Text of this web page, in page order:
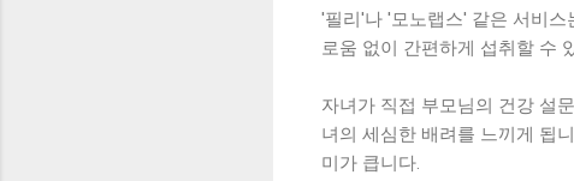
'필리'나 '모노랩스' 같은 서비
로움 없이 간편하게 섭취할 수
자녀가 직접 부모님의 건강 설
녀의 세심한 배려를 느끼게 됩
미가 큽니다.